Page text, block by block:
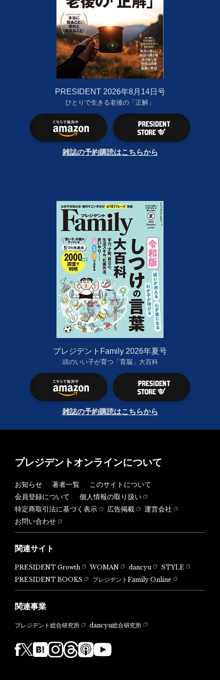
PRESIDENT 2026年8月14日号
ひとりで生きる老後の「正解」
雑誌の予約購読はこちらから
プレジデントFamily 2026年夏号
頭のいい子が育つ「育脳」大百科
雑誌の予約購読はこちらから
プレジデントオンラインについて
お知らせ 著者一覧
このサイトについて
会員登録について
個人情報の取り扱い
特定商取引法に基づく表示
広告掲載
運営会社
お問い合わせ
関連サイト
PRESIDENT Growth WOMAN dancyu
STYLE
PRESIDENT BOOKS
プレジデントFamily Online
関連事業
プレジデント総合研究所 dancyu総合研究所